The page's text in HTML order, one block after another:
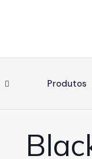
Produtos